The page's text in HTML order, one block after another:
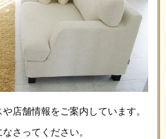
店舗情報をご案内しています。
さってください。